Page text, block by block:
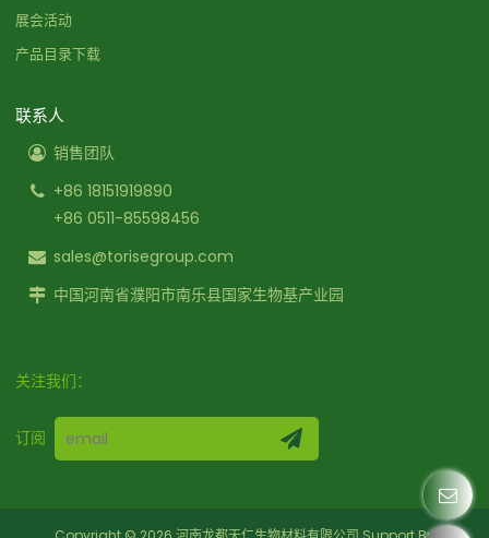
展会活动
产品目录下载
联系人
销售团队
+86 18151919890
+86 0511-85598456
sales@torisegroup.com
中国河南省濮阳市南乐县国家生物基产业园
关注我们：
订阅